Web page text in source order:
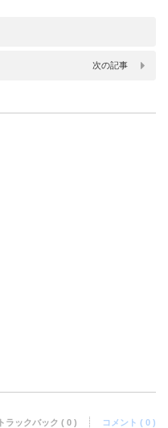
次の記事
トラックバック ( 0 ) コメント ( 0 )